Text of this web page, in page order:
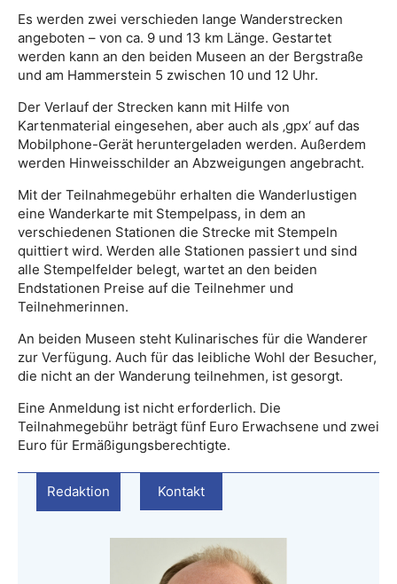
Es werden zwei verschieden lange Wanderstrecken
angeboten – von ca. 9 und 13 km Länge. Gestartet
werden kann an den beiden Museen an der Bergstraße
und am Hammerstein 5 zwischen 10 und 12 Uhr.
Der Verlauf der Strecken kann mit Hilfe von
Kartenmaterial eingesehen, aber auch als ‚gpx‘ auf das
Mobilphone-Gerät heruntergeladen werden. Außerdem
werden Hinweisschilder an Abzweigungen angebracht.
Mit der Teilnahmegebühr erhalten die Wanderlustigen
eine Wanderkarte mit Stempelpass, in dem an
verschiedenen Stationen die Strecke mit Stempeln
quittiert wird. Werden alle Stationen passiert und sind
alle Stempelfelder belegt, wartet an den beiden
Endstationen Preise auf die Teilnehmer und
Teilnehmerinnen.
An beiden Museen steht Kulinarisches für die Wanderer
zur Verfügung. Auch für das leibliche Wohl der Besucher,
die nicht an der Wanderung teilnehmen, ist gesorgt.
Eine Anmeldung ist nicht erforderlich. Die
Teilnahmegebühr beträgt fünf Euro Erwachsene und zwei
Euro für Ermäßigungsberechtigte.
Redaktion Kontakt